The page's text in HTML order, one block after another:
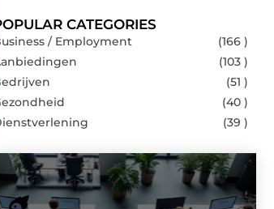
CATEGORIES
/ Employment
(166 )
(103 )
(51 )
(40 )
(39 )